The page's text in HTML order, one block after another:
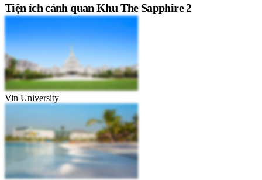
Tiện ích cảnh quan Khu The Sapphire 2
Vin University